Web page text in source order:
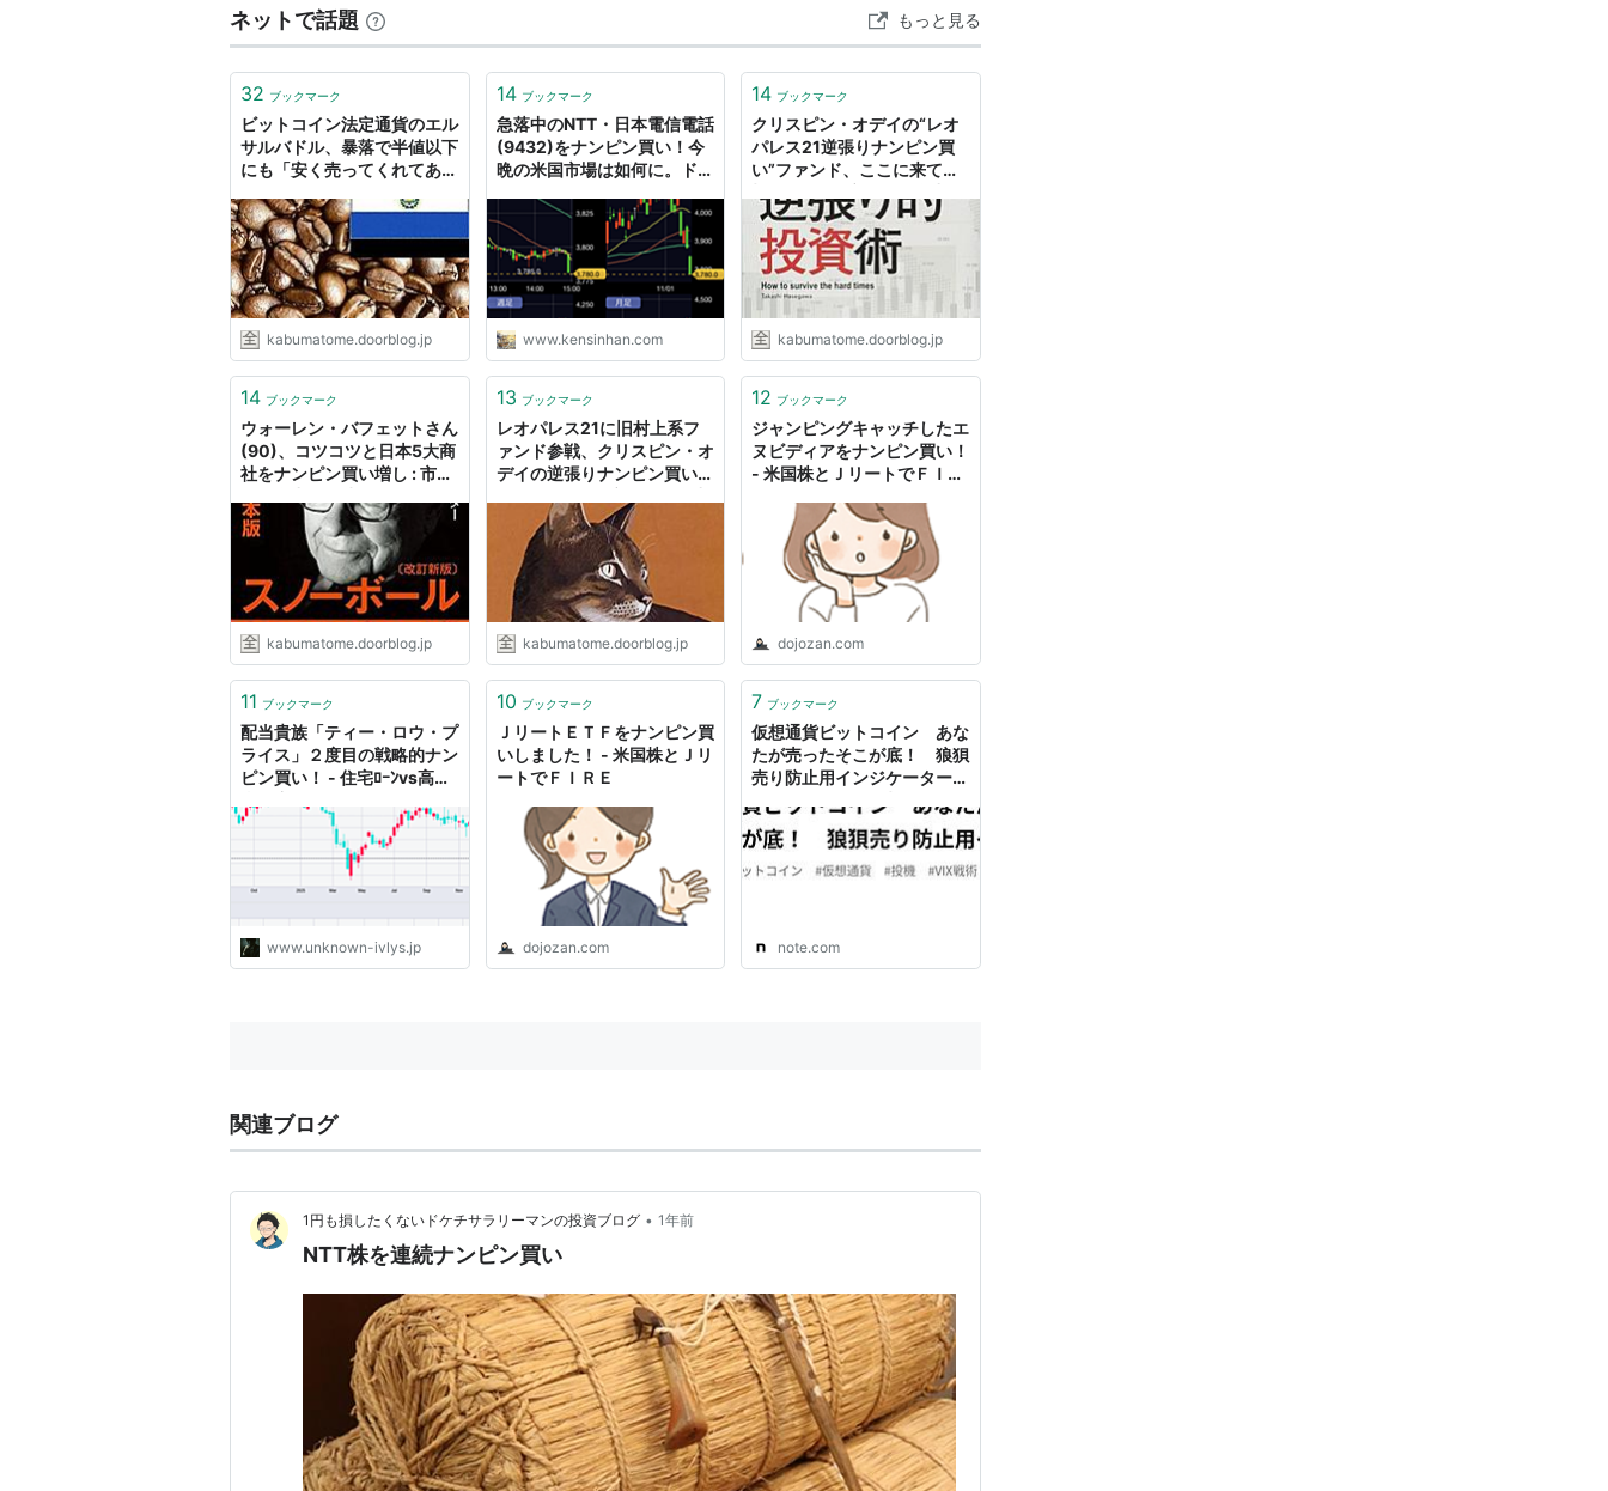
ネットで話題 もっと見る
32 ブックマーク
ビットコイン法定通貨のエル
サルバドル、暴落で半値以下
にも「安く売ってくれてあり
ンピン買い : 市況かぶ全力２
階建
kabumatome.doorblog.jp
14 ブックマーク
急落中のNTT・日本電信電話
(9432)をナンピン買い！今
晩の米国市場は如何に。ドル
か… - 資産2,000万への航海
図｜端くれ投資家の奮闘記
www.kensinhan.com
14 ブックマーク
クリスピン・オデイの“レオ
パレス21逆張りナンピン買
い”ファンド、ここに来て損
階建
kabumatome.doorblog.jp
14 ブックマーク
ウォーレン・バフェットさん
(90)、コツコツと日本5大商
社をナンピン買い増し : 市況
kabumatome.doorblog.jp
13 ブックマーク
レオパレス21に旧村上系フ
ァンド参戦、クリスピン・オ
デイの逆張りナンピン買いフ
２階建
kabumatome.doorblog.jp
12 ブックマーク
ジャンピングキャッチしたエ
ヌビディアをナンピン買い！
- 米国株とＪリートでＦＩＲ
dojozan.com
11 ブックマーク
配当貴族「ティー・ロウ・プ
ライス」２度目の戦略的ナン
ピン買い！ - 住宅ﾛｰﾝvs高配
www.unknown-ivlys.jp
10 ブックマーク
ＪリートＥＴＦをナンピン買
いしました！ - 米国株とＪリ
ートでＦＩＲＥ
dojozan.com
7 ブックマーク
仮想通貨ビットコイン あな
たが売ったそこが底！ 狼狽
売り防止用インジケーター
ジケーター？TradingView
｜よしナックル
note.com
関連ブログ
1円も損したくないドケチサラリーマンの投資ブログ • 1年前
NTT株を連続ナンピン買い